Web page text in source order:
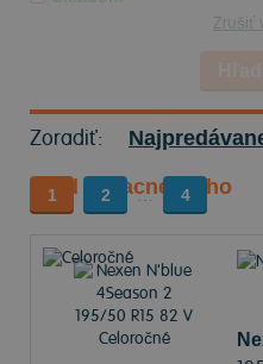
Zrušiť
Zoradiť:
Od najlacnejšieho
1 2 … 4